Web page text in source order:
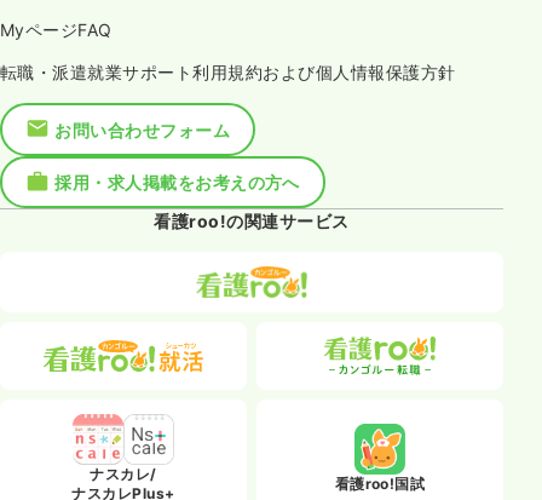
MyページFAQ
転職・派遣就業サポート利用規約および個人情報保護方針
お問い合わせフォーム
採用・求人掲載をお考えの方へ
看護roo!の関連サービス
ナスカレ/
ナスカレPlus+
看護roo!国試